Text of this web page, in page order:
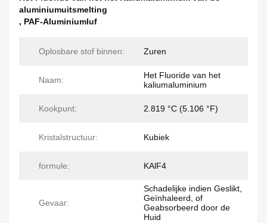
aluminiumuitsmelting
, PAF-Aluminiumluf
Oplosbare stof binnen: Zuren
Naam:
Het Fluoride van het
kaliumaluminium
Kookpunt: 2.819 °C (5.106 °F)
Kristalstructuur: Kubiek
formule: KAlF4
Gevaar:
Schadelijke indien Geslikt,
Geïnhaleerd, of
Geabsorbeerd door de
Huid